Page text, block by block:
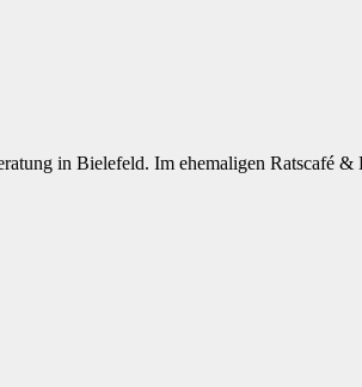
in Bielefeld. Im ehemaligen Ratscafé &